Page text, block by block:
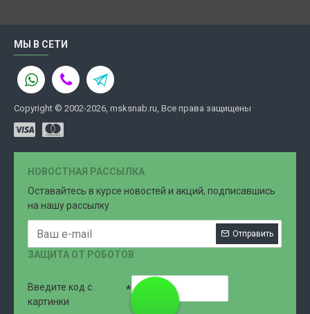
МЫ В СЕТИ
Copyright © 2002-2026, msksnab.ru, Все права защищены
НОВОСТНАЯ РАССЫЛКА
Оставайтесь в курсе новостей и акций, подписавшись
на нашу рассылку
Отправить
ЗАЩИТА ОТ РОБОТОВ
Введите код с
картинки